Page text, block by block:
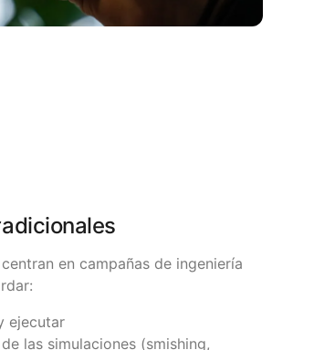
en campañas de ingeniería
ejecutar
las simulaciones (smishing,